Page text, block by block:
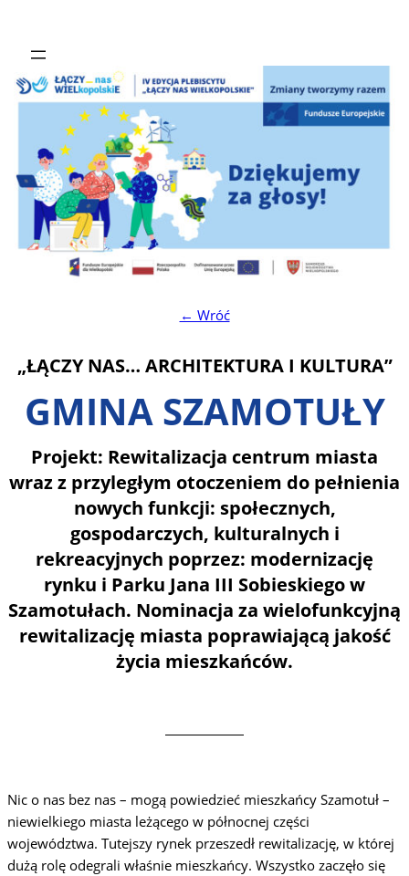
← Wróć
„ŁĄCZY NAS… ARCHITEKTURA I KULTURA”
GMINA SZAMOTUŁY
Projekt: Rewitalizacja centrum miasta
wraz z przyległym otoczeniem do pełnienia
nowych funkcji: społecznych,
gospodarczych, kulturalnych i
rekreacyjnych poprzez: modernizację
rynku i Parku Jana III Sobieskiego w
Szamotułach. Nominacja za wielofunkcyjną
rewitalizację miasta poprawiającą jakość
życia mieszkańców.
Nic o nas bez nas – mogą powiedzieć mieszkańcy Szamotuł –
niewielkiego miasta leżącego w północnej części
województwa. Tutejszy rynek przeszedł rewitalizację, w której
dużą rolę odegrali właśnie mieszkańcy. Wszystko zaczęło się